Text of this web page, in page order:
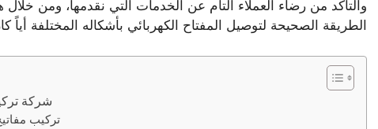
والتأكد من رضاء العملاء التام عن الخدمات التي نقدمها، ومن
الطريقة الصحيحة لتوصيل المفتاح الكهربائي بأشكاله المختلفة أياً
شركة
تركيب